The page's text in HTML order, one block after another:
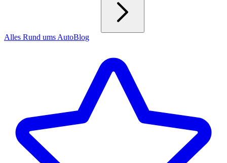
Alles Rund ums AutoBlog